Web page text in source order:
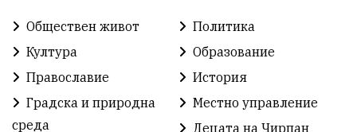
Обществен живот
Политика
Култура
Образование
Православие
История
Градска и природна
среда
Местно управление
Децата на Чирпан